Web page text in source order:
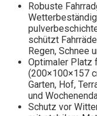
Robuste
schützt
Regen, Schnee
Optimaler Platz
(200×100×157
Garten, Hof,
und
Schutz vor